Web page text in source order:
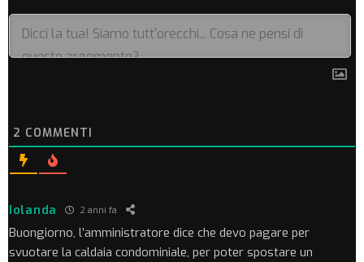
2 COMMENTI
Iolanda 2 anni fa
Buongiorno, l’amministratore dice che devo pagare per
svuotare la caldaia condominiale, per poter spostare un